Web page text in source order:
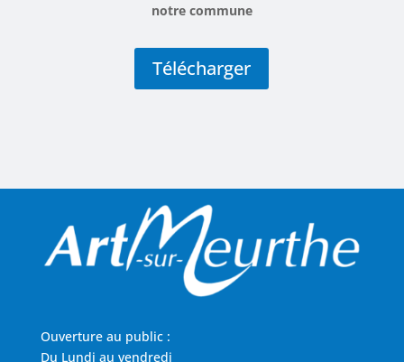
notre commune
Télécharger
Ouverture au public :
Du Lundi au vendredi